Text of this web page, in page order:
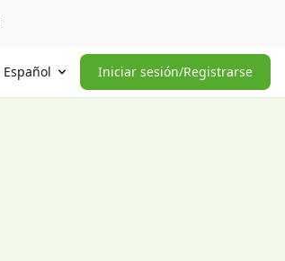
Español Iniciar sesión/Registrarse